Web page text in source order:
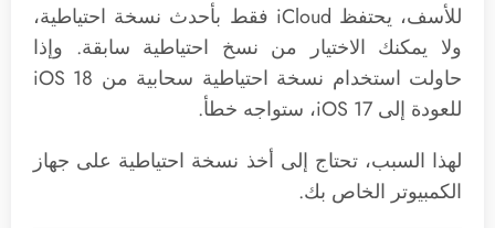
للأسف، يحتفظ iCloud فقط بأحدث نسخة احتياطية،
ولا يمكنك الاختيار من نسخ احتياطية سابقة. وإذا
حاولت استخدام نسخة احتياطية سحابية من iOS 18
للعودة إلى iOS 17، ستواجه خطأ.
لهذا السبب، تحتاج إلى أخذ نسخة احتياطية على جهاز
الكمبيوتر الخاص بك.